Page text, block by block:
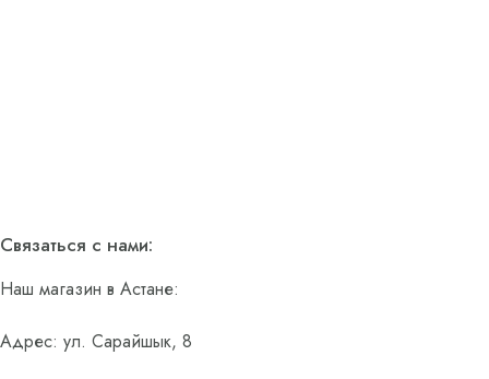
Связаться с нами:
Наш магазин в Астане:
Адрес: ул. Сарайшык, 8